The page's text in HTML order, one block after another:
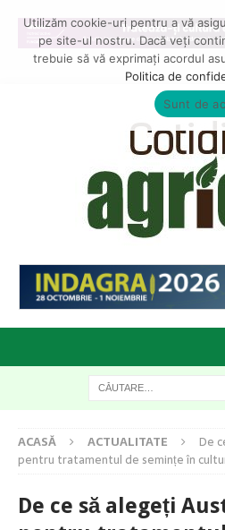
ACASĂ ACTUALITATE
De
pentru tratamentul de semințe în
De ce să alegeți
Utilizăm cookie-uri pentru a vă
pe site-ul nostru. Dacă veți
trebuie să vă exprimați acordul
Politica de
Sunt de